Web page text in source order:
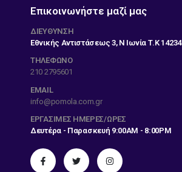
Επικοινωνήστε μαζί μας
ΔΙΕΎΘΥΝΣΗ
Εθνικής Αντιστάσεως 3, Ν Ιωνία Τ.Κ 14234
ΤΗΛΕΦΩΝΟ
210 2795601
EMAIL
info@pomola.com.gr
ΕΡΓΆΣΙΜΕΣ ΗΜΈΡΕΣ/ΏΡΕΣ
Δευτέρα - Παρασκευή 9:00AM - 8:00PM